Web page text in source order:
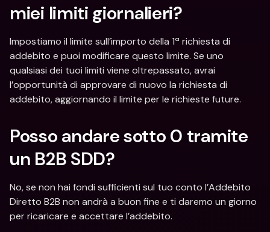
miei limiti giornalieri?
Impostiamo il limite sull’importo della 1ª richiesta di
addebito e puoi modificare questo limite. Se uno
qualsiasi dei tuoi limiti viene oltrepassato, avrai
l’opportunità di approvare di nuovo la richiesta di
addebito, aggiornando il limite per le richieste future.
Posso andare sotto 0 tramite
un B2B SDD?
No, se non hai fondi sufficienti sul tuo conto l’Addebito
Diretto B2B non andrà a buon fine e ti daremo un giorno
per ricaricare e accettare l’addebito.